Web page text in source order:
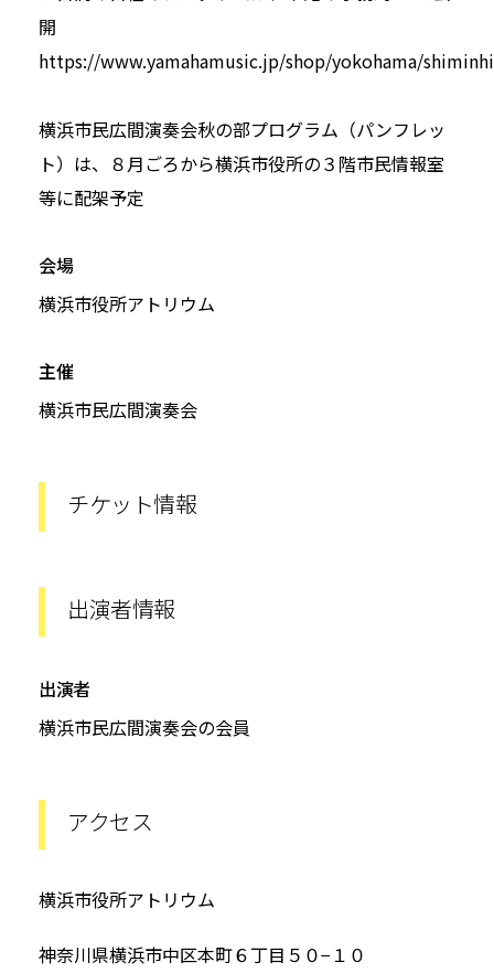
開
https://www.yamahamusic.jp/shop/yokohama/
横浜市民広間演奏会秋の部プログラム（パンフレッ
ト）は、８月ごろから横浜市役所の３階市民情報室
等に配架予定
会場
横浜市役所アトリウム
主催
横浜市民広間演奏会
チケット情報
出演者情報
出演者
横浜市民広間演奏会の会員
アクセス
横浜市役所アトリウム
神奈川県横浜市中区本町６丁目５０−１０